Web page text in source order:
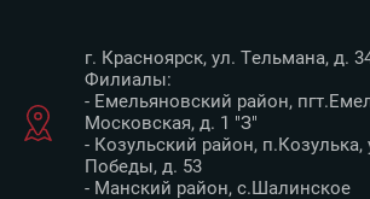
г. Красноярск, ул. Тельмана, д.
Филиалы:
- Емельяновский район,
Московская, д. 1 "З"
- Козульский район, п.Козулька,
Победы, д. 53
- Манский район, с.Шалинское